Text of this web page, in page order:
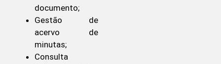
documento;
Gestão de
acervo de
minutas;
Consulta